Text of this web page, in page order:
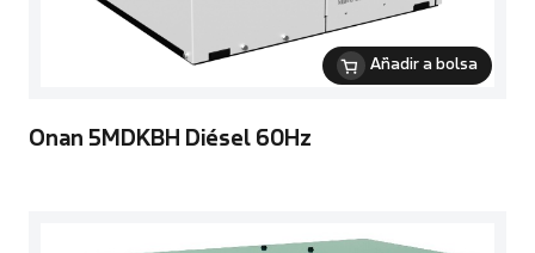
Añadir a bolsa
Onan 5MDKBH Diésel 60Hz